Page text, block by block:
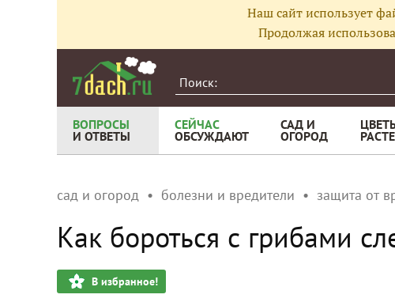
Наш сайт использует
Продолжая
ВОПРОСЫ
И ОТВЕТЫ
СЕЙЧАС
ОБСУЖДАЮТ
САД И
ОГОРОД
сад и огород болезни и вредители защита от
Как бороться с грибами
В избранное!